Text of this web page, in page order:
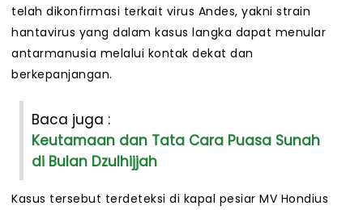
telah dikonfirmasi terkait virus Andes, yakni strain
hantavirus yang dalam kasus langka dapat menular
antarmanusia melalui kontak dekat dan
berkepanjangan.
Baca juga :
Keutamaan dan Tata Cara Puasa Sunah
di Bulan Dzulhijjah
Kasus tersebut terdeteksi di kapal pesiar MV Hondius